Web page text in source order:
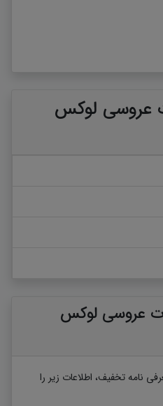
عروسی لوکس
عروسی لوکس
نامه تخفیف، اطلاعات زیر را